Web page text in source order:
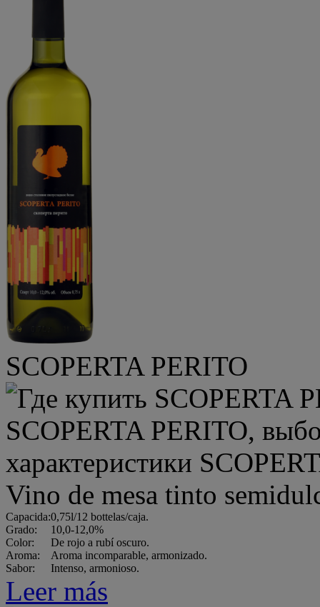
SCOPERTA PERITO
Vino de mesa tinto
Capacida:0,75l/12 bottelas/caja.
Grado:
10,0-12,0%
Color:
De rojo a rubí oscuro.
Aroma:
Aroma incomparable, armonizado.
Sabor:
Intenso, armonioso.
Leer más